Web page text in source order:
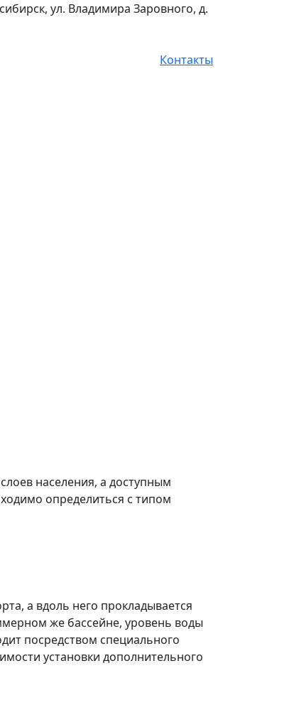
ул. Владимира Заровного, д.
Контакты
населения, а доступным
определиться с типом
а вдоль него прокладывается
же бассейне, уровень воды
посредством специального
установки дополнительного